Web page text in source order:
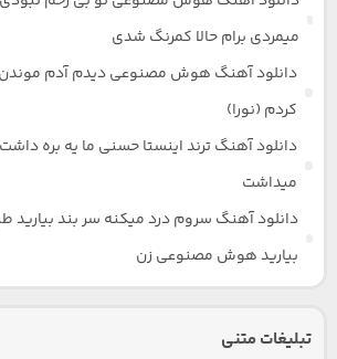
میمردی برام حالا کمرنگ شدی
دانلود آهنگ هوش مصنوعی دیدم آدم
کردم (نورا)
دانلود آهنگ ترند اینستا حسنی ما یه بره
میداشت
دانلود آهنگ سروم درد میکنه سر بند بیارید
بیارید هوش مصنوعی زن
تبلیغات متنی